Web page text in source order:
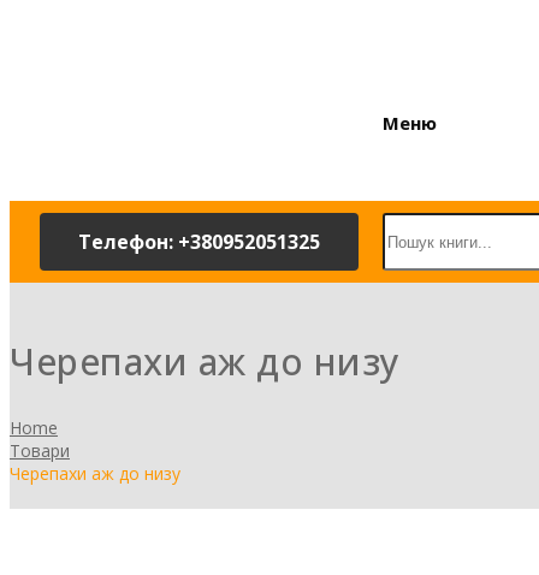
Меню
Телефон: +380952051325
Черепахи аж до низу
Home
Товари
Черепахи аж до низу